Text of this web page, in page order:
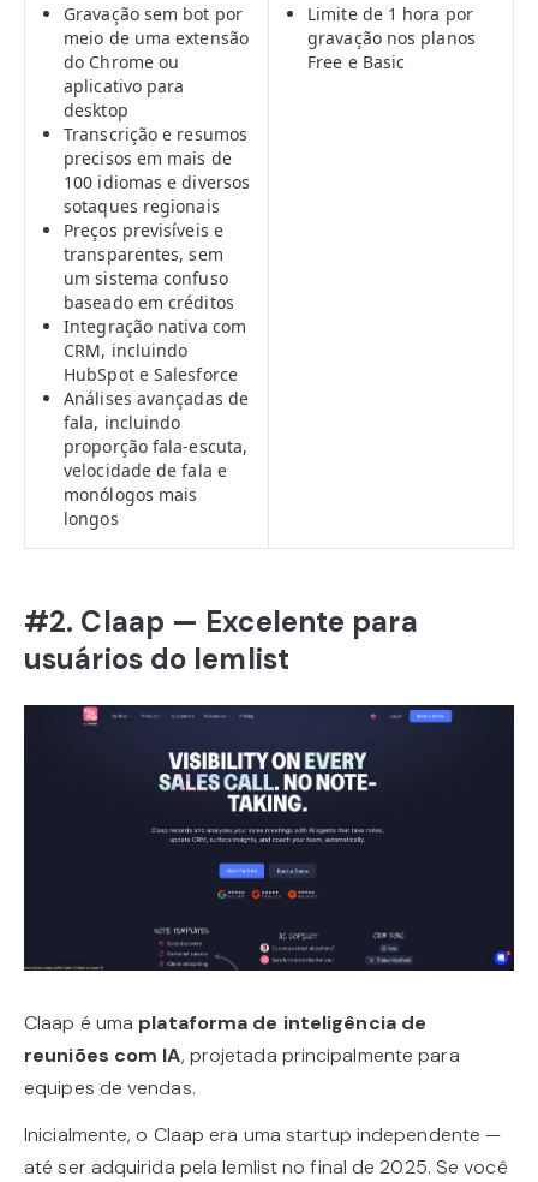
Gravação sem bot por
meio de uma extensão
do Chrome ou
aplicativo para
desktop
Transcrição e resumos
precisos em mais de
100 idiomas e diversos
sotaques regionais
Preços previsíveis e
transparentes, sem
um sistema confuso
baseado em créditos
Integração nativa com
CRM, incluindo
HubSpot e Salesforce
Análises avançadas de
fala, incluindo
proporção fala-escuta,
velocidade de fala e
monólogos mais
longos
Limite de 1 hora por
gravação nos planos
Free e Basic
#2. Claap — Excelente para
usuários do lemlist
Claap é uma plataforma de inteligência de
reuniões com IA, projetada principalmente para
equipes de vendas.
Inicialmente, o Claap era uma startup independente —
até ser adquirida pela lemlist no final de 2025. Se você